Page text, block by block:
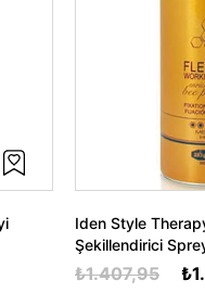
Iden Style
Şekillendirici
₺1.407,95